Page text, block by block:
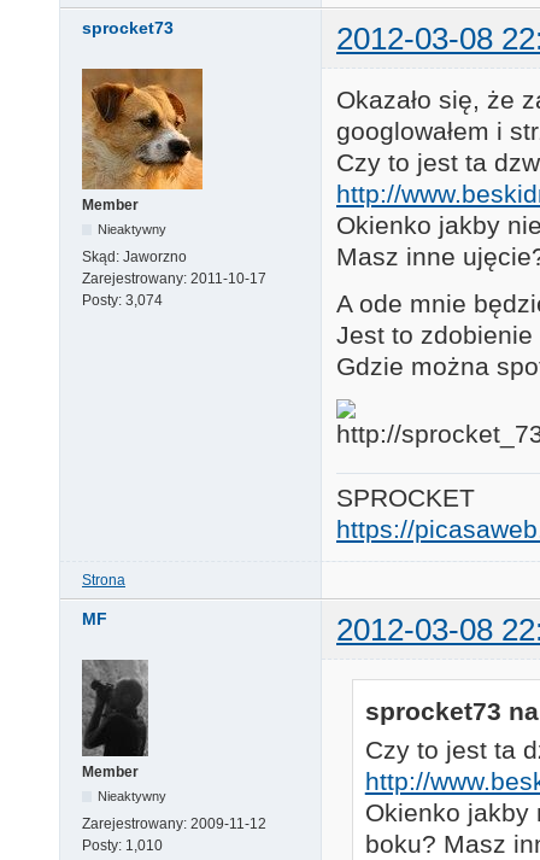
sprocket73 2012-03-08
Member
Nieaktywny
Skąd: Jaworzno
Zarejestrowany: 2011-10-17
Posty: 3,074
Okazało się, że
googlowałem i
Czy to jest ta
http://
Okienko jakby
Masz inne
A ode mnie
Jest to zdobienie
Gdzie można
SPROCKET
https://
Strona
MF 2012-03-08
Member
Nieaktywny
Zarejestrowany: 2009-11-12
Posty: 1,010
sprocket73
Czy to jest ta
http://
Okienko jakby
boku? Masz